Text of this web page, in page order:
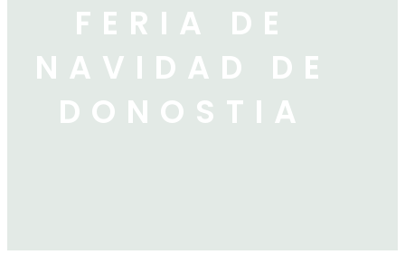
FERIA DE
NAVIDAD DE
DONOSTIA